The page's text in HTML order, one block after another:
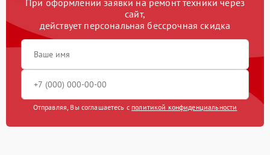
сайт,
действует персональная бессрочная скидка
Отправляя, Вы соглашаетесь с политикой конфиденциальности